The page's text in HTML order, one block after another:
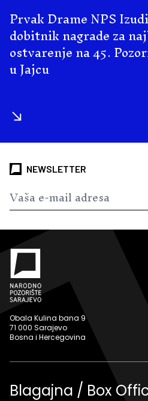
Prvak Drame NPS
dobitnik nagrade za
ostvarenje na 45.
u Jajcu
NEWSLETTER
Obala Kulina bana 9
71 000 Sarajevo
Bosna i Hercegovina
Blagajna / Box